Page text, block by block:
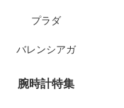
プラダ
バレンシアガ
腕時計特集